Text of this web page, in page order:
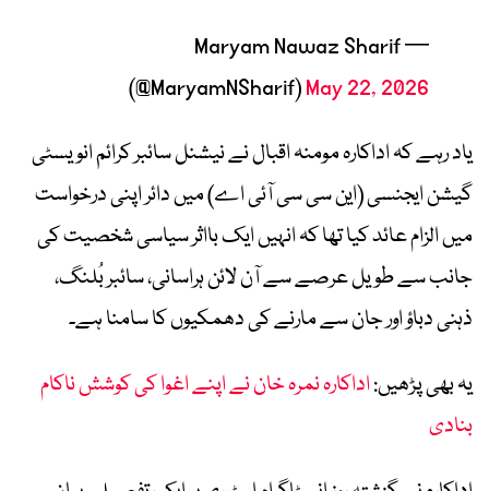
— Maryam Nawaz Sharif
(@MaryamNSharif)May 22, 2026
یاد رہے کہ اداکارہ مومنہ اقبال نے نیشنل سائبر کرائم انویسٹی
گیشن ایجنسی (این سی سی آئی اے) میں دائر اپنی درخواست
میں الزام عائد کیا تھا کہ انہیں ایک بااثر سیاسی شخصیت کی
جانب سے طویل عرصے سے آن لائن ہراسانی، سائبر بُلنگ،
ذہنی دباؤ اور جان سے مارنے کی دھمکیوں کا سامنا ہے۔
یہ بھی پڑھیں:اداکارہ نمرہ خان نے اپنے اغوا کی کوشش ناکام
بنادی